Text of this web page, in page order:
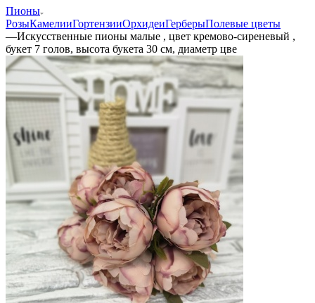
Пионы
РозыКамелииГортензииОрхидеиГерберыПолевые цветы
—Искусственные пионы малые , цвет кремово-сиреневый ,
букет 7 голов, высота букета 30 см, диаметр цве